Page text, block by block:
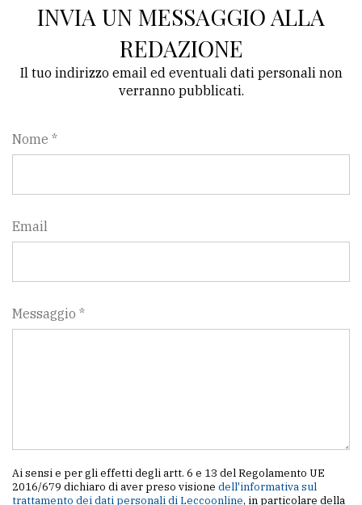
INVIA UN MESSAGGIO ALLA
REDAZIONE
Il tuo indirizzo email ed eventuali dati personali non
verranno pubblicati.
Nome *
Email
Messaggio *
Ai sensi e per gli effetti degli artt. 6 e 13 del Regolamento UE
2016/679 dichiaro di aver preso visione dell'informativa sul
trattamento dei dati personali di Leccoonline, in particolare della